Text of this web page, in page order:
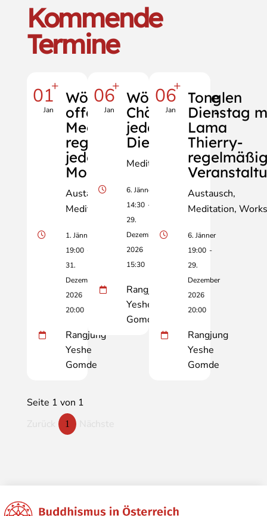
Kommende
Termine
01+
Jan
Wöchentliche
offene
Meditation-
regelmäßig
jeden
Montag!
Austausch
Meditation
Vortrag
1. Jänner
19:00
31.
Dezember
2026
20:00
Rangjung
Yeshe
Gomde
06+
Jan
Wöchentliche
Chöd-Praxis -
jeden
Dienstag!
Meditation
6. Jänner
14:30 -
29.
Dezember
2026
15:30
Rangjung
Yeshe
Gomde
06+
Jan
Tonglen
Dienstag
Lama
Thierry-
Austausch
Meditation
6. Jänner
19:00 -
29.
Dezember
2026
20:00
Rangjung
Yeshe
Gomde
Seite 1 von 1
1